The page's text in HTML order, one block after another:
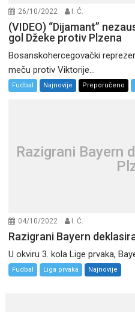
26/10/2022 I. Ć.
(VIDEO) “Dijamant”
gol Džeke protiv Plzena
Bosanskohercegovački
meču protiv Viktorije...
Fudbal Najnovije Preporučeno
Razigrani Bayern
04/10/2022 I. Ć.
Razigrani Bayern
U okviru 3. kola Lige prvaka,
Fudbal Liga prvaka Najnovije